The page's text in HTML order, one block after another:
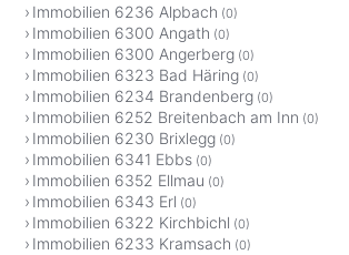
Immobilien 6236 Alpbach (0)
Immobilien 6300 Angath (0)
Immobilien 6300 Angerberg (0)
Immobilien 6323 Bad Häring (0)
Immobilien 6234 Brandenberg (0)
Immobilien 6252 Breitenbach am Inn (0)
Immobilien 6230 Brixlegg (0)
Immobilien 6341 Ebbs (0)
Immobilien 6352 Ellmau (0)
Immobilien 6343 Erl (0)
Immobilien 6322 Kirchbichl (0)
Immobilien 6233 Kramsach (0)